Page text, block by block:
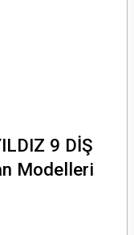
9 DİŞ
Modelleri